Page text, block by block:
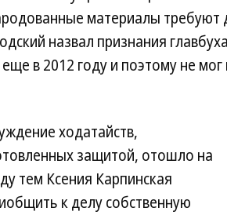
материалы требуют
назвал признания
в 2012 году и поэтому не
ходатайств,
защитой, отошло на
тем Ксения Карпинская
к делу собственную